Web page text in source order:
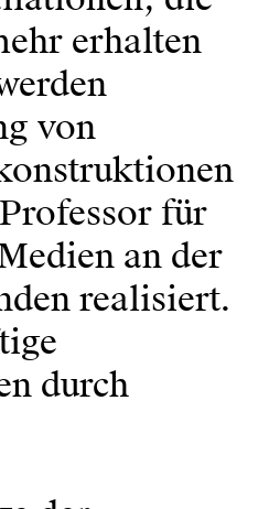
erhalten
von
für
an der
realisiert.
durch